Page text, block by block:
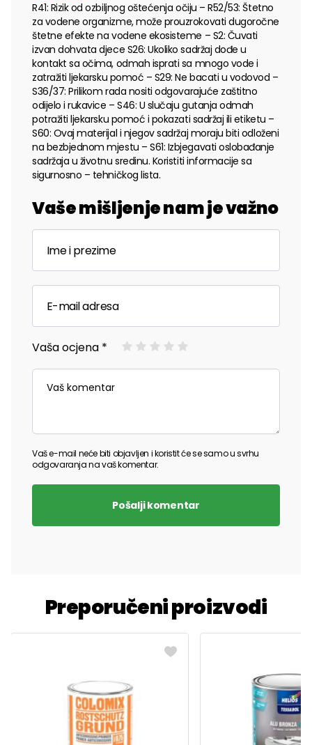
R41: Rizik od ozbiljnog oštećenja očiju – R52/53: Štetno
za vodene organizme, može prouzrokovati dugoročne
štetne efekte na vodene ekosisteme – S2: Čuvati
izvan dohvata djece S26: Ukoliko sadržaj dođe u
kontakt sa očima, odmah isprati sa mnogo vode i
zatražiti ljekarsku pomoć – S29: Ne bacati u vodovod –
S36/37: Prilikom rada nositi odgovarajuće zaštitno
odijelo i rukavice – S46: U slučaju gutanja odmah
potražiti ljekarsku pomoć i pokazati sadržaj ili etiketu –
S60: Ovaj materijal i njegov sadržaj moraju biti odloženi
na bezbjednom mjestu – S61: Izbjegavati oslobađanje
sadržaja u životnu sredinu. Koristiti informacije sa
sigurnosno – tehničkog lista.
Vaše mišljenje nam je važno
Vaša ocjena *
Vaš e-mail neće biti objavljen i koristit će se samo u svrhu
odgovaranja na vaš komentar.
Pošalji komentar
Preporučeni proizvodi